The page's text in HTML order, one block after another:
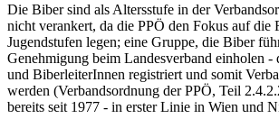
Die Biber sind als Altersstufe in der
nicht verankert, da die PPÖ den Fokus auf die
Jugendstufen legen; eine Gruppe, die Biber
Genehmigung beim Landesverband einholen
und BiberleiterInnen registriert und somit
werden (Verbandsordnung der PPÖ, Teil
bereits seit 1977 - in erster Linie in Wien und